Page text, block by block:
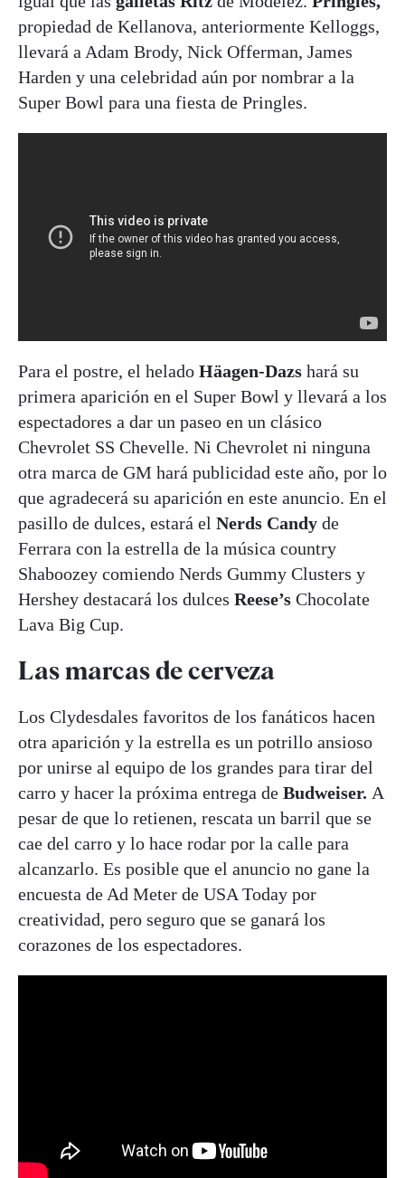
propiedad de Kellanova, anteriormente Kelloggs,
llevará a Adam Brody, Nick Offerman, James
Harden y una celebridad aún por nombrar a la
Super Bowl para una fiesta de Pringles.
Para el postre, el helado Häagen-Dazs hará su
primera aparición en el Super Bowl y llevará a los
espectadores a dar un paseo en un clásico
Chevrolet SS Chevelle. Ni Chevrolet ni ninguna
otra marca de GM hará publicidad este año, por lo
que agradecerá su aparición en este anuncio. En el
pasillo de dulces, estará el Nerds Candy de
Ferrara con la estrella de la música country
Shaboozey comiendo Nerds Gummy Clusters y
Hershey destacará los dulces Reese’s Chocolate
Lava Big Cup.
Las marcas de cerveza
Los Clydesdales favoritos de los fanáticos hacen
otra aparición y la estrella es un potrillo ansioso
por unirse al equipo de los grandes para tirar del
carro y hacer la próxima entrega de Budweiser. A
pesar de que lo retienen, rescata un barril que se
cae del carro y lo hace rodar por la calle para
alcanzarlo. Es posible que el anuncio no gane la
encuesta de Ad Meter de USA Today por
creatividad, pero seguro que se ganará los
corazones de los espectadores.